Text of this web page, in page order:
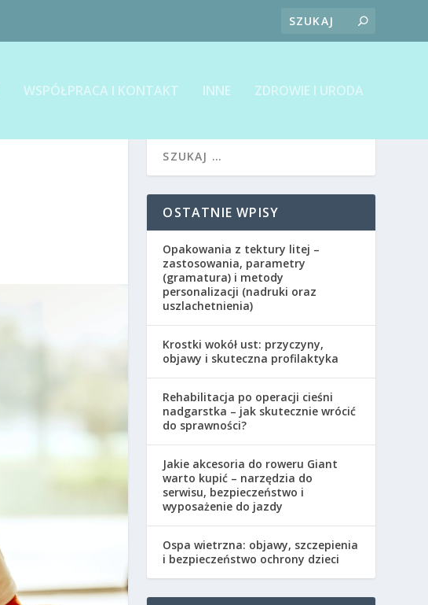
WSPÓŁPRACA I KONTAKT INNE ZDROWIE I URODA
OSTATNIE WPISY
Opakowania z tektury litej –
zastosowania, parametry
(gramatura) i metody
personalizacji (nadruki oraz
uszlachetnienia)
Krostki wokół ust: przyczyny,
objawy i skuteczna profilaktyka
Rehabilitacja po operacji cieśni
nadgarstka – jak skutecznie wrócić
do sprawności?
Jakie akcesoria do roweru Giant
warto kupić – narzędzia do
serwisu, bezpieczeństwo i
wyposażenie do jazdy
Ospa wietrzna: objawy, szczepienia
i bezpieczeństwo ochrony dzieci